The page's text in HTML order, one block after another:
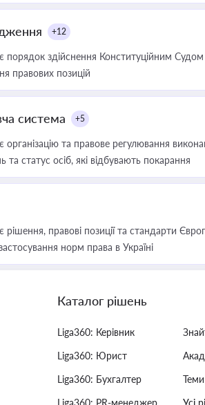
+12
порядок здійснення Конституційним
правових позицій
система +5
та правове регулювання
статус осіб, які відбувають покарання
правові позиції та стандарти
норм права в Україні
Каталог рішень
Liga360: Керівник
Liga360: Юрист
Liga360: Бухгалтер
Liga360: PR-менеджер
Теми
Усі